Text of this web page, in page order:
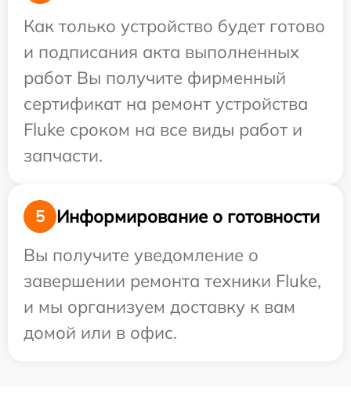
Как только устройство будет готово
и подписания акта выполненных
работ Вы получите фирменный
сертификат на ремонт устройства
Fluke сроком на все виды работ и
запчасти.
5
Информирование о готовности
Вы получите уведомление о
завершении ремонта техники Fluke,
и мы организуем доставку к вам
домой или в офис.